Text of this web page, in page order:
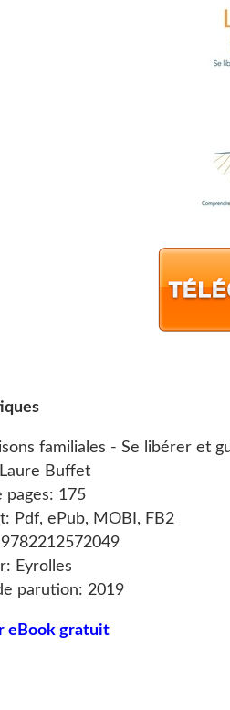
familiales - Se libérer et
Buffet
pages: 175
Pdf, ePub, MOBI, FB2
9782212572049
Eyrolles
parution: 2019
eBook gratuit